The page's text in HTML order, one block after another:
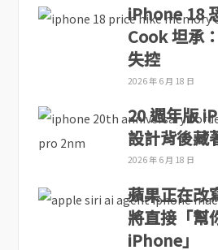
iPhone 18
Cook 坦承
失控
2026 年 6 月 18 日
20 週年版
設計背後藏
2026 年 6 月 18 日
蘋果正在改
將直接「幫
iPhone」